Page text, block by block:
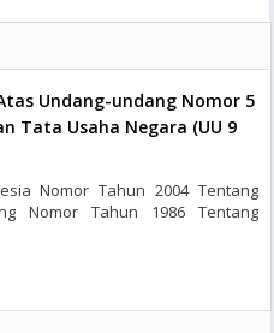
Undang-undang Nomor 5
Tata Usaha Negara (UU 9
Nomor Tahun 2004 Tentang
Nomor Tahun 1986 Tentang